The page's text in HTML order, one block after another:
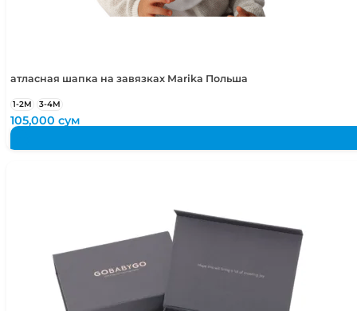
атласная шапка на завязках Marika Польша
1-2М 3-4М
105,000сум